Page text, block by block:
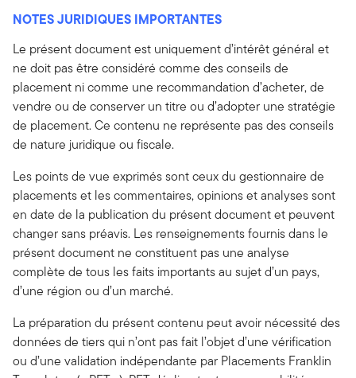
NOTES JURIDIQUES IMPORTANTES
Le présent document est uniquement d’intérêt général et
ne doit pas être considéré comme des conseils de
placement ni comme une recommandation d’acheter, de
vendre ou de conserver un titre ou d’adopter une stratégie
de placement. Ce contenu ne représente pas des conseils
de nature juridique ou fiscale.
Les points de vue exprimés sont ceux du gestionnaire de
placements et les commentaires, opinions et analyses sont
en date de la publication du présent document et peuvent
changer sans préavis. Les renseignements fournis dans le
présent document ne constituent pas une analyse
complète de tous les faits importants au sujet d’un pays,
d’une région ou d’un marché.
La préparation du présent contenu peut avoir nécessité des
données de tiers qui n’ont pas fait l’objet d’une vérification
ou d’une validation indépendante par Placements Franklin